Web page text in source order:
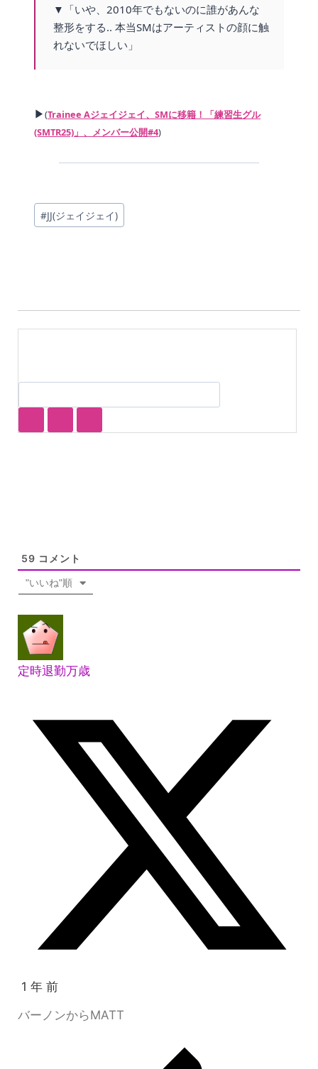
▼「いや、2010年でもないのに誰があんな
整形をする.. 本当SMはアーティストの顔に触
れないでほしい」
▶(Trainee Aジェイジェイ、SMに移籍！「練習生グル
(SMTR25)」、メンバー公開#4)
投
稿
#JJ(ジェイジェイ)
59 コメント
"いいね"順
定時退勤万歳
1 年 前
バーノンからMATT